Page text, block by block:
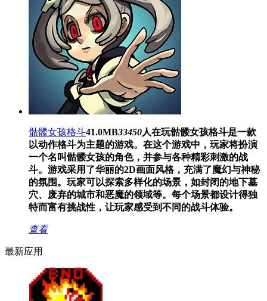
骷髅女孩格斗41.0MB33450人在玩骷髅女孩格斗是一款
以动作格斗为主题的游戏。在这个游戏中，玩家将扮演
一个名叫骷髅女孩的角色，并参与各种精彩刺激的战
斗。游戏采用了华丽的2D画面风格，充满了魔幻与神秘
的氛围。玩家可以探索多样化的场景，如封闭的地下墓
穴、废弃的城市和恶魔的领域等。每个场景都设计得独
特而富有挑战性，让玩家感受到不同的战斗体验。
查看
最新应用